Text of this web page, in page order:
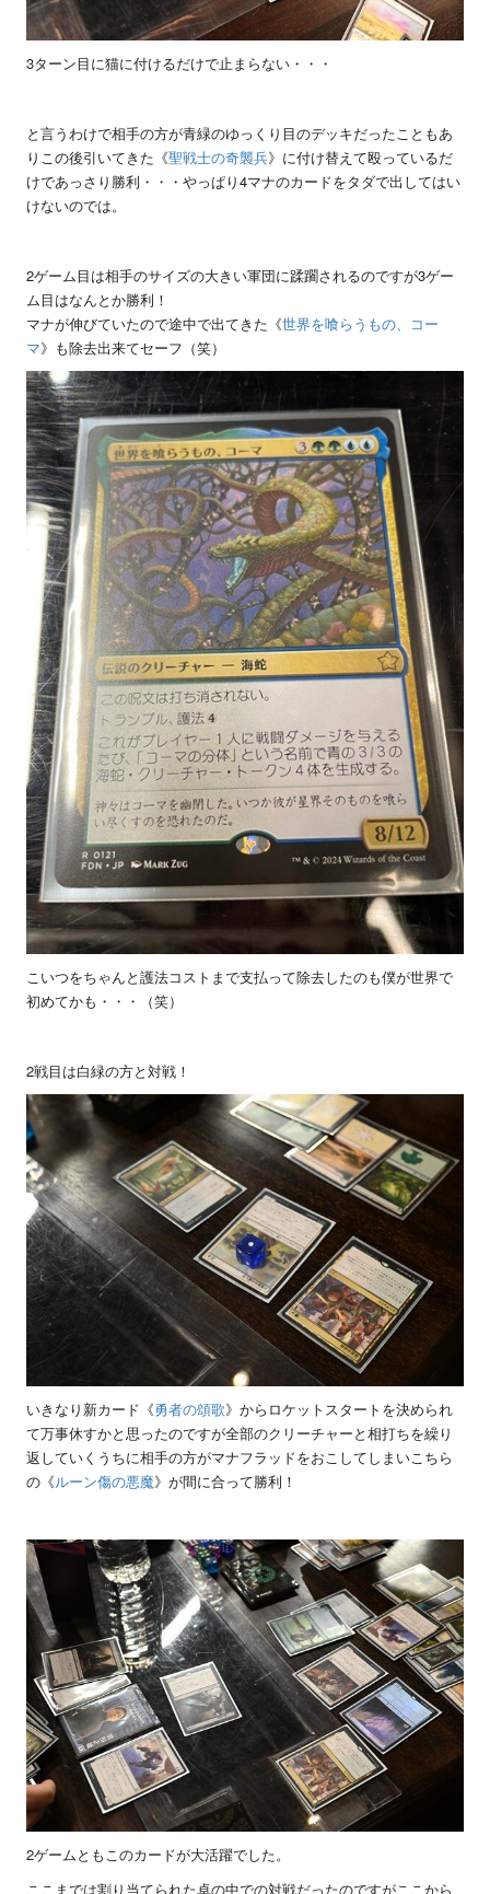
3ターン目に猫に付けるだけで止まらない・・・
と言うわけで相手の方が青緑のゆっくり目のデッキだったこともあ
りこの後引いてきた《聖戦士の奇襲兵》に付け替えて殴っているだ
けであっさり勝利・・・やっぱり4マナのカードをタダで出してはい
けないのでは。
2ゲーム目は相手のサイズの大きい軍団に蹂躙されるのですが3ゲー
ム目はなんとか勝利！
マナが伸びていたので途中で出てきた《世界を喰らうもの、コー
マ》も除去出来てセーフ（笑）
こいつをちゃんと護法コストまで支払って除去したのも僕が世界で
初めてかも・・・（笑）
2戦目は白緑の方と対戦！
いきなり新カード《勇者の頌歌》からロケットスタートを決められ
て万事休すかと思ったのですが全部のクリーチャーと相打ちを繰り
返していくうちに相手の方がマナフラッドをおこしてしまいこちら
の《ルーン傷の悪魔》が間に合って勝利！
2ゲームともこのカードが大活躍でした。
ここまでは割り当てられた卓の中での対戦だったのですがここから